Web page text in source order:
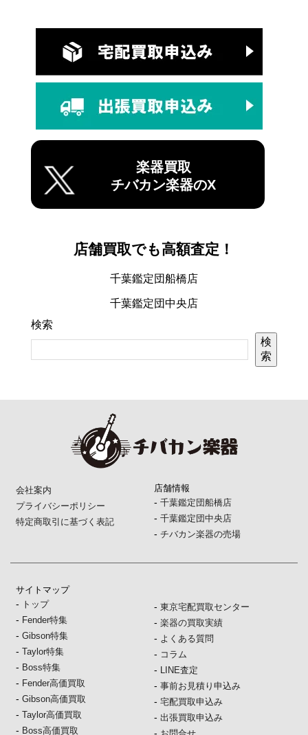
楽器買取
チバカン楽器のX
店舗買取でも高額査定！
千葉鑑定団船橋店
千葉鑑定団中央店
検索
検
索
会社案内
プライバシーポリシー
特定商取引に基づく表記
店舗情報
- 千葉鑑定団船橋店
- 千葉鑑定団中央店
- チバカン楽器の売場
サイトマップ
- トップ
- Fender特集
-Gibson特集
-Taylor特集
- Boss特集
- Fender高価買取
-Gibson高価買取
-Taylor高価買取
- Boss高価買取
- 東京宅配買取センター
- 楽器の買取実績
- よくある質問
- コラム
- LINE査定
- 事前お見積り申込み
- 宅配買取申込み
- 出張買取申込み